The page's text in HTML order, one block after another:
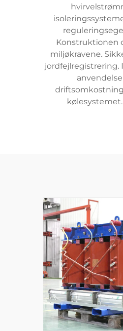
Konstruktionen
miljøkravene.